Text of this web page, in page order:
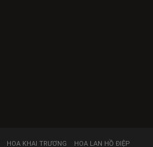
HOA KHAI TRƯƠNG HOA LAN HỒ ĐIỆP